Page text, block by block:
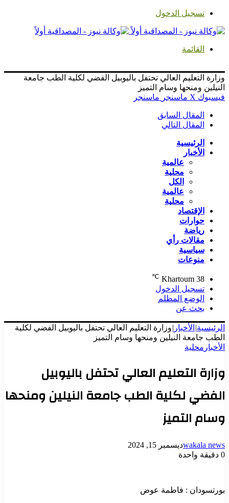
تسجيل الدخول
القائمة
وزارة التعليم العالي تحتفل باليوبيل الفضي لكلية الطب جامعة
النيلين ومنحها وسام التميز
فيسبوك ‫X ماسنجر ماسنجر
المقال السابق
المقال التالي
الرئيسية
الأخبار
عالمية
محلية
الكل
عالمية
محلية
الإقتصاد
حوارات
رياضة
مقالات رأي
سياسية
منوعات
Khartoum 38
℃
تسجيل الدخول
الوضع المظلم
بحث عن
الرئيسية| الأخبار |وزارة التعليم العالي تحتفل باليوبيل الفضي لكلية
الطب جامعة النيلين ومنحها وسام التميز
الأخبار محلية
وزارة التعليم العالي تحتفل باليوبيل
الفضي لكلية الطب جامعة النيلين ومنحها
وسام التميز
wakala newsديسمبر 15, 2024
0 دقيقة واحدة
بورتسودان : فاطمة عوض